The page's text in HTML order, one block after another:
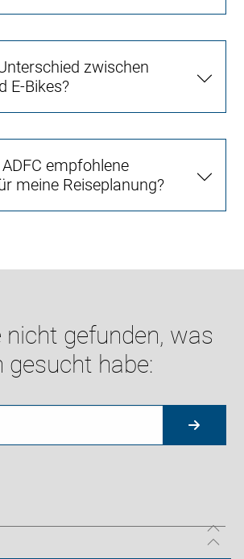
zwischen
E-Bikes?
empfohlene
meine Reiseplanung?
nicht gefunden, was
gesucht habe: